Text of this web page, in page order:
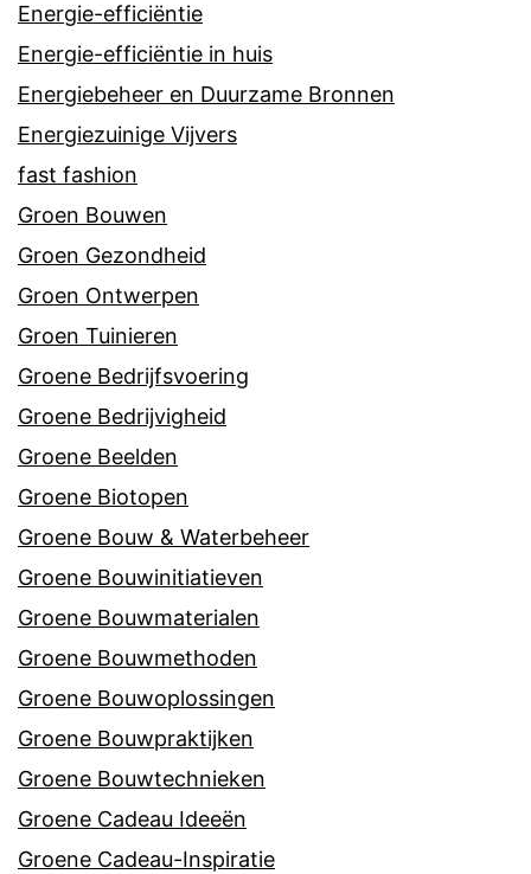
Energie-efficiëntie
Energie-efficiëntie in huis
Energiebeheer en Duurzame Bronnen
Energiezuinige Vijvers
fast fashion
Groen Bouwen
Groen Gezondheid
Groen Ontwerpen
Groen Tuinieren
Groene Bedrijfsvoering
Groene Bedrijvigheid
Groene Beelden
Groene Biotopen
Groene Bouw & Waterbeheer
Groene Bouwinitiatieven
Groene Bouwmaterialen
Groene Bouwmethoden
Groene Bouwoplossingen
Groene Bouwpraktijken
Groene Bouwtechnieken
Groene Cadeau Ideeën
Groene Cadeau-Inspiratie